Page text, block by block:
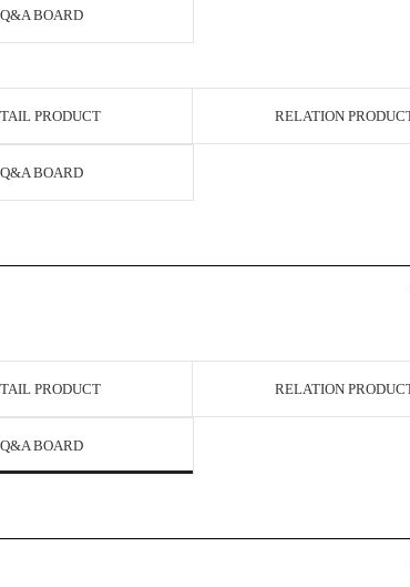
Q&A BOARD
PRODUCT RELATION
Q&A BOARD
PRODUCT RELATION
Q&A BOARD